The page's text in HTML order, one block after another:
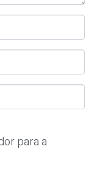
para a